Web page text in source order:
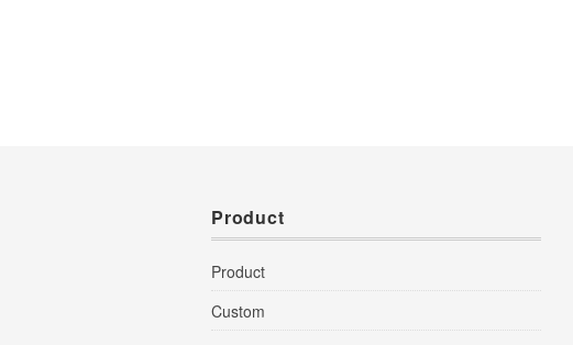
Product
Product
Custom